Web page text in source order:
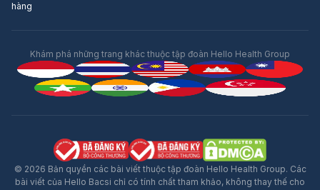
hàng
Khám phá những trang khác thuộc tập đoàn Hello Health Group
© 2026 Bản quyền các bài viết thuộc tập đoàn Hello Health Group. Các
bài viết của Hello Bacsi chỉ có tính chất tham khảo, không thay thế cho